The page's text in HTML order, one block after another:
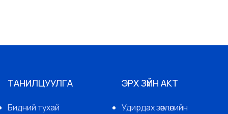
ТАНИЛЦУУЛГА
Бидний тухай
ЭРХ ЗҮЙН АКТ
Удирдах зөвлөлийн